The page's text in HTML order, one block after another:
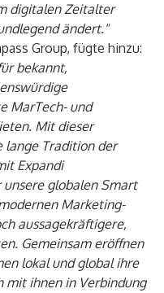
digitalen Zeitalter
ändert."
Group, fügte hinzu:
bekannt,
MarTech- und
Mit dieser
lange Tradition der
Expandi
globalen Smart
Marketing-
aussagekräftigere,
Gemeinsam eröffnen
lokal und global ihre
mit ihnen in Verbindung